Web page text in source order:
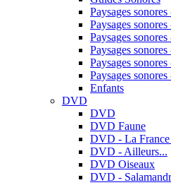
Paysages
Paysages
Paysages
Paysages
Paysages
Paysages
Enfants
DVD
DVD
DVD Faune
DVD - La France
DVD - Ailleurs...
DVD Oiseaux
DVD -